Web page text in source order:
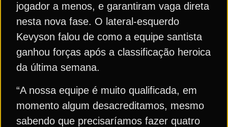
jogador a menos, e garantiram vaga direta
nesta nova fase. O lateral-esquerdo
Kevyson falou de como a equipe santista
ganhou forças após a classificação heroica
da última semana.
“A nossa equipe é muito qualificada, em
momento algum desacreditamos, mesmo
sabendo que precisaríamos fazer quatro